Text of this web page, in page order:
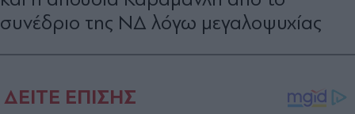
συνέδριο της ΝΔ λόγω μεγαλοψυχίας